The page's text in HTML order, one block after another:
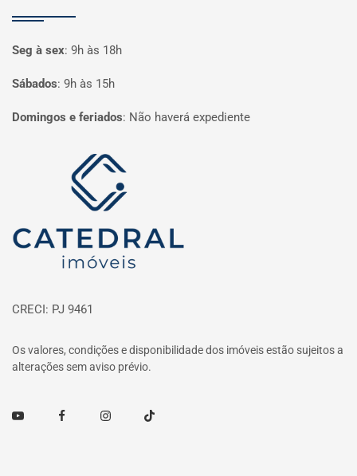
Seg à sex: 9h às 18h
Sábados: 9h às 15h
Domingos e feriados: Não haverá expediente
Página inicial
CRECI: PJ 9461
Os valores, condições e disponibilidade dos imóveis estão sujeitos a
alterações sem aviso prévio.
Youtube FacebookInstagramTikTok